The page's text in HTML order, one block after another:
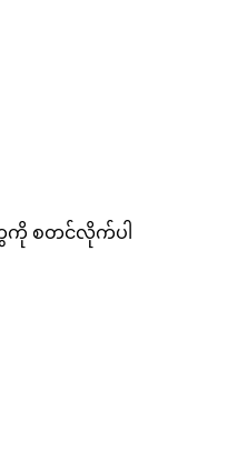
ကို စတင်လိုက်ပါ